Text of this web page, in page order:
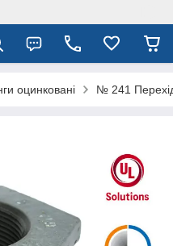
оцинковані № 241